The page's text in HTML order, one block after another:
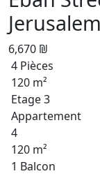
Jerusalem
6,670 ₪
4 Pièces
120 m²
Etage 3
Appartement
4
120 m²
1 Balcon